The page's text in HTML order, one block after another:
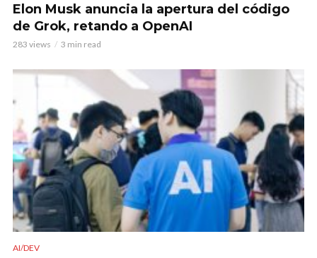
Elon Musk anuncia la apertura del código
de Grok, retando a OpenAI
283 views 3 min read
AI/DEV